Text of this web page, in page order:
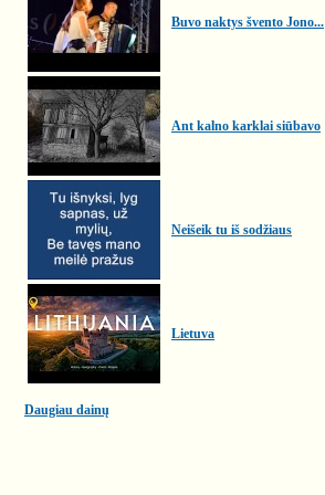
Buvo naktys švento Jono...
Ant kalno karklai siūbavo
Neišeik tu iš sodžiaus
Lietuva
Daugiau dainų